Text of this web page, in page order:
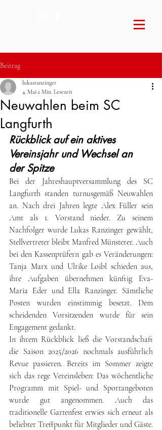
Beitrag
Neuwahlen beim SC
Langfurth
lukasranzinger
4. Mai2 Min. Lesezeit
Rückblick auf ein aktives
Vereinsjahr und Wechsel an
der Spitze
Bei der Jahreshauptversammlung des SC
Langfurth standen turnusgemäß Neuwahlen
an. Nach drei Jahren legte Alex Füller sein
Amt als 1. Vorstand nieder. Zu seinem
Nachfolger wurde Lukas Ranzinger gewählt,
Stellvertreter bleibt Manfred Münsterer. Auch
bei den Kassenprüfern gab es Veränderungen:
Tanja Marx und Ulrike Loibl schieden aus,
ihre Aufgaben übernehmen künftig Eva-
Maria Eder und Ella Ranzinger. Sämtliche
Posten wurden einstimmig besetzt. Dem
scheidenden Vorsitzenden wurde für sein
Engagement gedankt.
In ihrem Rückblick ließ die Vorstandschaft
die Saison 2025/2026 nochmals ausführlich
Revue passieren. Bereits im Sommer zeigte
sich das rege Vereinsleben: Das wöchentliche
Programm mit Spiel- und Sportangeboten
wurde gut angenommen. Auch das
traditionelle Gartenfest erwies sich erneut als
beliebter Treffpunkt für Mitglieder und Gäste.